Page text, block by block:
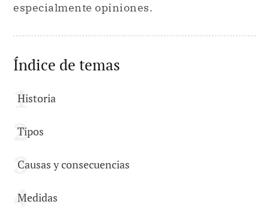
especialmente opiniones.
Índice de temas
Historia
Tipos
Causas y consecuencias
Medidas